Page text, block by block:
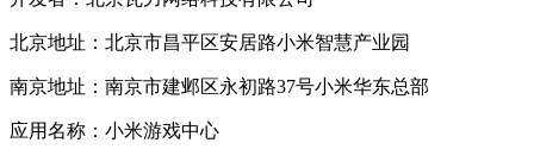
北京地址：北京市昌平区安居路小米智慧产业园
南京地址：南京市建邺区永初路37号小米华东总部
应用名称：小米游戏中心